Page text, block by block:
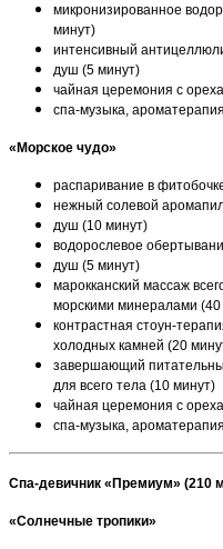
микронизированное
минут)
интенсивный
душ (5 минут)
чайная церемония с
спа-музыка,
«Морское чудо»
распаривание в
нежный солевой
душ (10 минут)
водорослевое
душ (5 минут)
марокканский массаж
морскими минералами (40
контрастная стоун-
холодных камней (20
завершающий
для всего тела (10 минут)
чайная церемония с
спа-музыка, ароматерапия
Спа-девичник «Премиум» (210
«Солнечные тропики»